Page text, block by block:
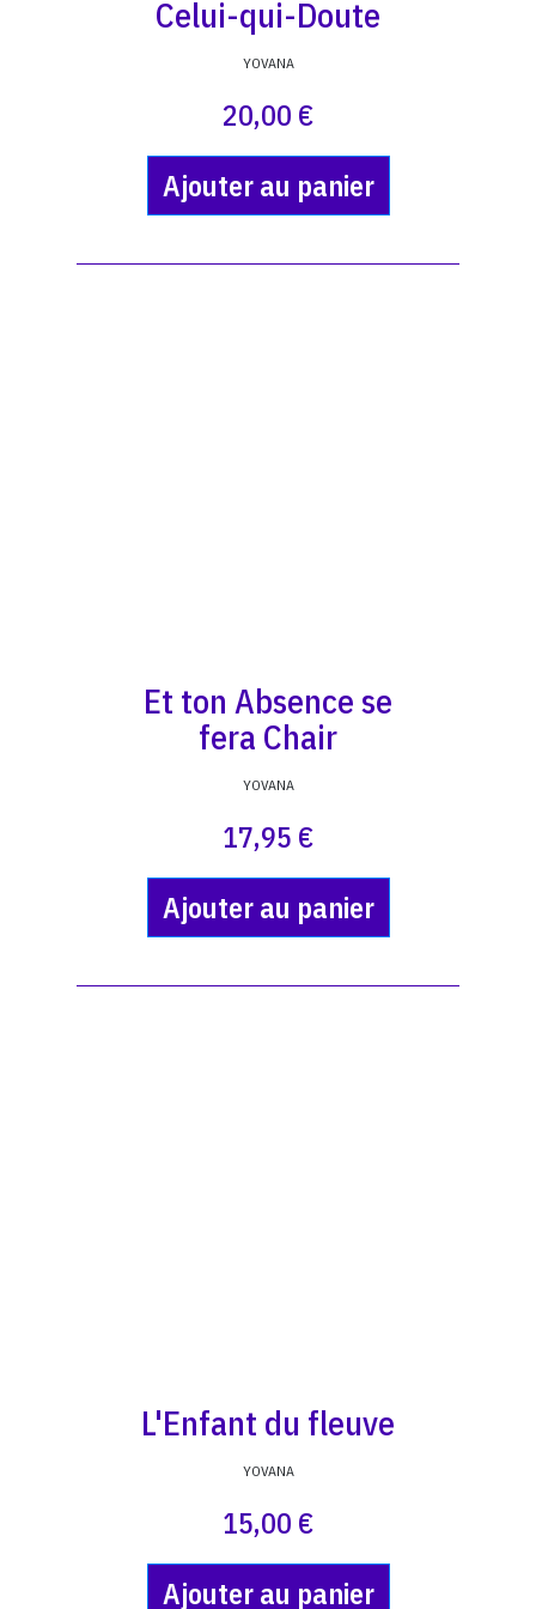
Celui-qui-Doute
YOVANA
20,00 €
Ajouter au panier
Et ton Absence se
fera Chair
YOVANA
17,95 €
Ajouter au panier
L'Enfant du fleuve
YOVANA
15,00 €
Ajouter au panier